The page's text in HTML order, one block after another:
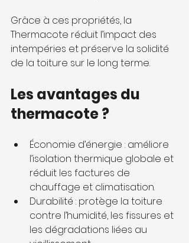
Grâce à ces propriétés, la
Thermacote réduit l’impact des
intempéries et préserve la solidité
de la toiture sur le long terme.
Les avantages du
thermacote ?
Économie d’énergie : améliore
l’isolation thermique globale et
réduit les factures de
chauffage et climatisation.
Durabilité : protège la toiture
contre l’humidité, les fissures et
les dégradations liées au